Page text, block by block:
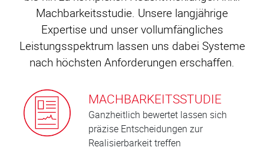
Machbarkeitsstudie. Unsere langjährige
Expertise und unser vollumfängliches
Leistungsspektrum lassen uns dabei Systeme
nach höchsten Anforderungen erschaffen.
MACHBARKEITSSTUDIE
Ganzheitlich bewertet lassen sich
präzise Entscheidungen zur
Realisierbarkeit treffen